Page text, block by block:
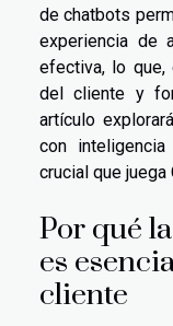
de chatbots
experiencia de
efectiva, lo que,
del cliente y
artículo
con
crucial que juega
Por qué
es
cliente